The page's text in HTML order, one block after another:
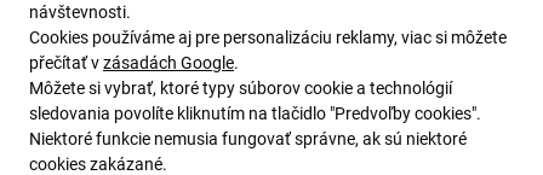
Náhradné ľavé a pravé AirPods
Stratili ste jeden AirPod, poškodili ste ho alebo ste si
všimli slabšiu výdrž batérie? Kúpte si samostatný
ľavý alebo pravý AirPod, ktorý zodpovedá vášmu
návštevnosti.
Cookies používáme aj pre personalizáciu reklamy, viac si môžete
přečítať vzásadách Google.
Môžete si vybrať, ktoré typy súborov cookie a technológií
sledovania povolíte kliknutím na tlačidlo "Predvoľby cookies".
Niektoré funkcie nemusia fungovať správne, ak sú niektoré
cookies zakázané.